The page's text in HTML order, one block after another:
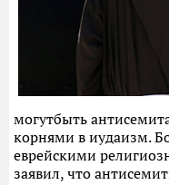
могутбыть
корнями в иудаизм.
еврейскими
заявил, что